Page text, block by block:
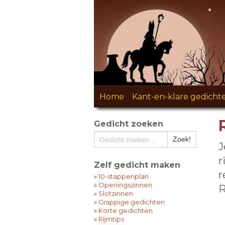
Home Kant-en-klare
Gedicht zoeken
Zelf gedicht maken
»10-stappenplan
» Openingszinnen
» Slotzinnen
» Grappige gedichten
» Korte gedichten
» Rijmtips